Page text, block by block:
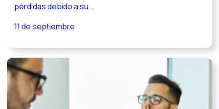
pérdidas debido a su...
11 de septiembre